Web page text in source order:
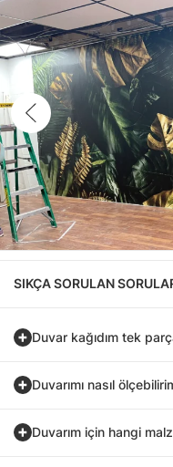
SIKÇA SORULAN
Duvar kağıdım tek
Duvarımı nasıl
Duvarım için hangi